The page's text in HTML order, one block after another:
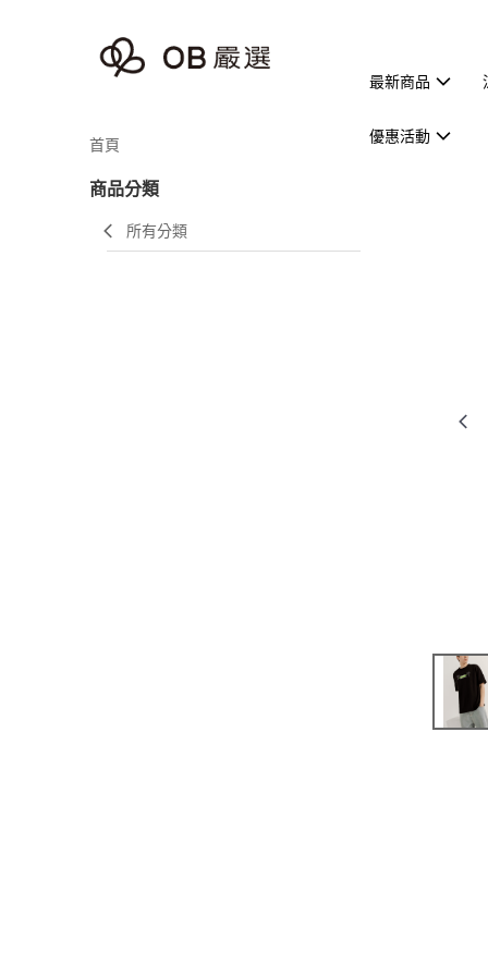
最新商品
優惠活動
首頁
商品分類
所有分類